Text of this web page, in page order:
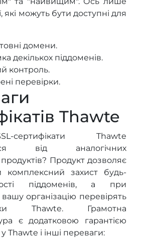
які можуть бути доступні для
домени.
декількох піддоменів.
контроль.
перевірки.
Thawte
Thawte
від аналогічних
Продукт дозволяє
комплексний захист будь-
піддоменів, а при
організацію перевірять
Thawte. Грамотна
є додатковою гарантією
у Thawte і інші переваги: